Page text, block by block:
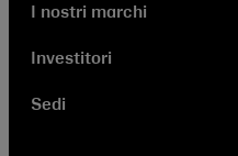
I nostri marchi
Investitori
Sedi